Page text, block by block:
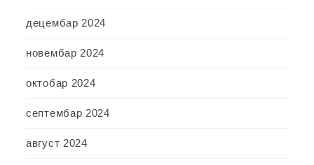
децембар 2024
новембар 2024
октобар 2024
септембар 2024
август 2024